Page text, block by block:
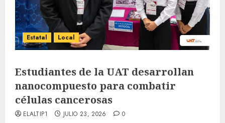
Estatal Local
Estudiantes de la UAT desarrollan
nanocompuesto para combatir
células cancerosas
ELALTIP1 JULIO 23, 2026 0